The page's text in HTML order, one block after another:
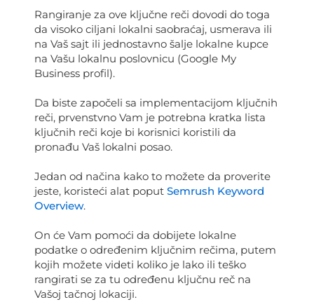
Rangiranje za ove ključne reči dovodi do toga
da visoko ciljani lokalni saobraćaj, usmerava ili
na Vaš sajt ili jednostavno šalje lokalne kupce
na Vašu lokalnu poslovnicu (Google My
Business profil).
Da biste započeli sa implementacijom ključnih
reči, prvenstvno Vam je potrebna kratka lista
ključnih reči koje bi korisnici koristili da
pronađu Vaš lokalni posao.
Jedan od načina kako to možete da proverite
jeste, koristeći alat poputSemrush Keyword
Overview.
On će Vam pomoći da dobijete lokalne
podatke o određenim ključnim rečima, putem
kojih možete videti koliko je lako ili teško
rangirati se za tu određenu ključnu reč na
Vašoj tačnoj lokaciji.